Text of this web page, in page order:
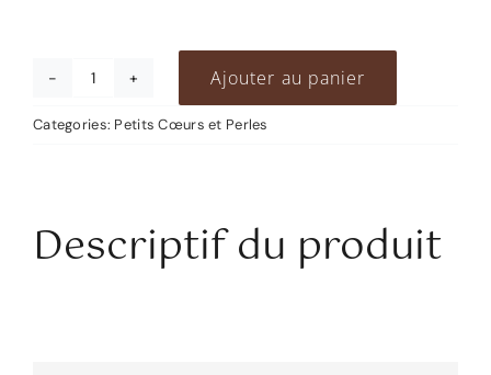
quantité
de
au
chocolat
Ajouter au panier
Categories: Petits Cœurs et Perles
Descriptif du produit